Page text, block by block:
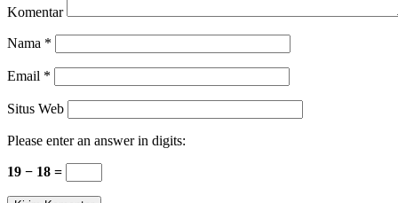
Komentar
Nama *
Email *
Situs Web
Please enter an answer in digits:
19 − 18 =